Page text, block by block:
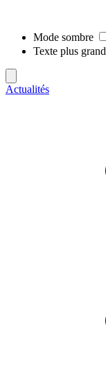
Mode sombre
Texte plus grand
Actualités